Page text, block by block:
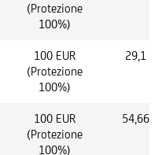
(Protezione
100%)
100 EUR
(Protezione
100%)
29,1
100 EUR
(Protezione
100%)
54,66